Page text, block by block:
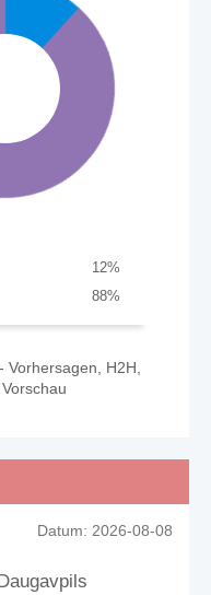
%
12
%
88
H2H,
Datum: 2026-08-08